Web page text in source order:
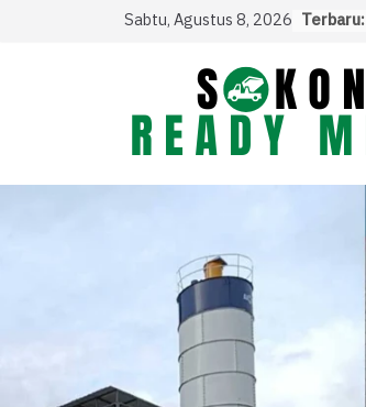
Sabtu, Agustus 8, 2026 Terbaru: